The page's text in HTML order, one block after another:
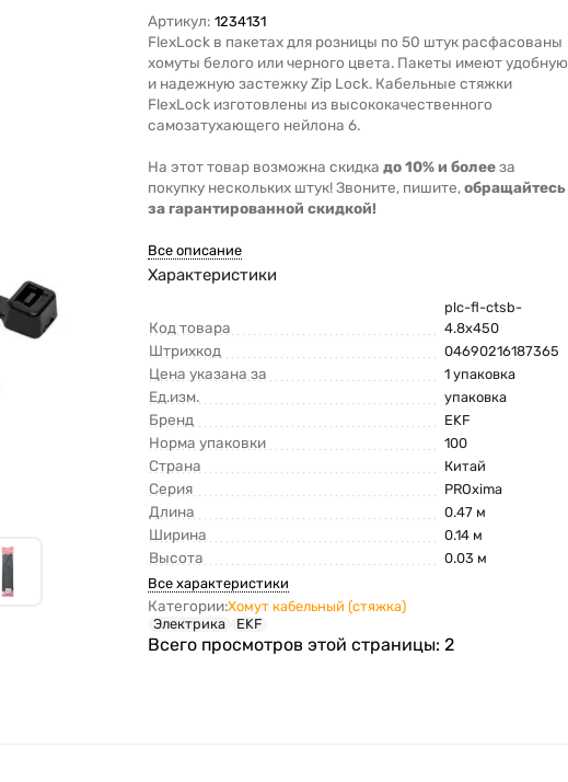
Артикул: 1234131
FlexLock в пакетах для розницы по 50 штук расфасованы
хомуты белого или черного цвета. Пакеты имеют удобную
и надежную застежку Zip Lock. Кабельные стяжки
FlexLock изготовлены из высококачественного
самозатухающего нейлона 6.
На этот товар возможна скидкадо 10% и болееза
покупку нескольких штук! Звоните, пишите,обращайтесь
за гарантированной скидкой!
Все описание
Характеристики
Код товара
plc-fl-ctsb-
4.8x450
Штрихкод 04690216187365
Цена указана за 1 упаковка
Ед.изм. упаковка
Бренд EKF
Норма упаковки 100
Страна Китай
Серия PROxima
Длина 0.47 м
Ширина 0.14 м
Высота
0.03 м
Все характеристики
Категории:Хомут кабельный (стяжка)
Электрика
EKF
Всего просмотров этой страницы:2